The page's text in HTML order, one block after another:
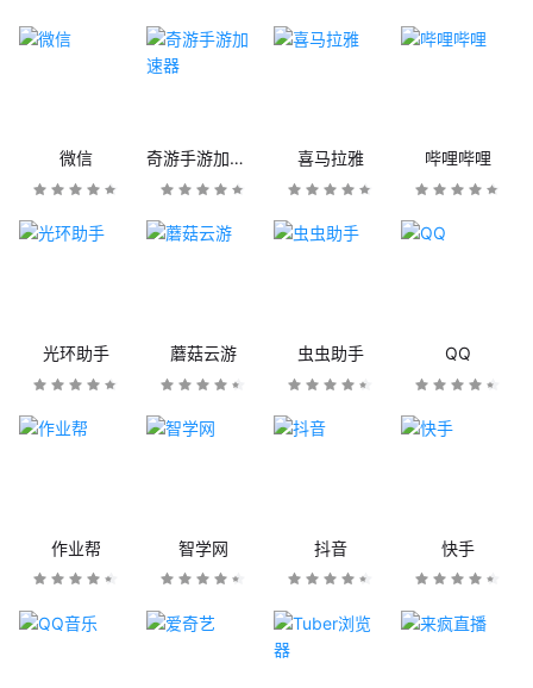
微信 奇游手游加速器 喜马拉雅 哔哩哔哩
光环助手 蘑菇云游 虫虫助手 QQ
作业帮 智学网 抖音 快手